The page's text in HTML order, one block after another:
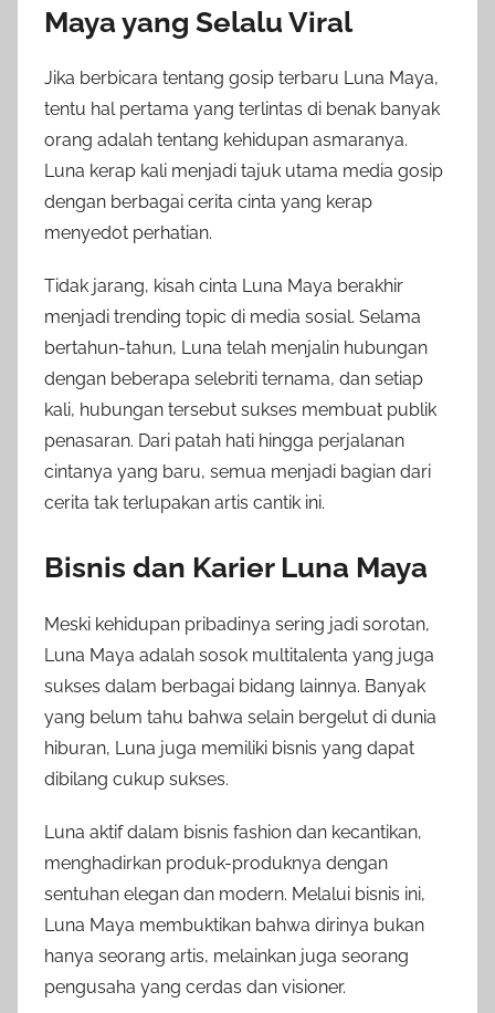
Maya yang Selalu Viral
Jika berbicara tentang gosip terbaru Luna Maya,
tentu hal pertama yang terlintas di benak banyak
orang adalah tentang kehidupan asmaranya.
Luna kerap kali menjadi tajuk utama media gosip
dengan berbagai cerita cinta yang kerap
menyedot perhatian.
Tidak jarang, kisah cinta Luna Maya berakhir
menjadi trending topic di media sosial. Selama
bertahun-tahun, Luna telah menjalin hubungan
dengan beberapa selebriti ternama, dan setiap
kali, hubungan tersebut sukses membuat publik
penasaran. Dari patah hati hingga perjalanan
cintanya yang baru, semua menjadi bagian dari
cerita tak terlupakan artis cantik ini.
Bisnis dan Karier Luna Maya
Meski kehidupan pribadinya sering jadi sorotan,
Luna Maya adalah sosok multitalenta yang juga
sukses dalam berbagai bidang lainnya. Banyak
yang belum tahu bahwa selain bergelut di dunia
hiburan, Luna juga memiliki bisnis yang dapat
dibilang cukup sukses.
Luna aktif dalam bisnis fashion dan kecantikan,
menghadirkan produk-produknya dengan
sentuhan elegan dan modern. Melalui bisnis ini,
Luna Maya membuktikan bahwa dirinya bukan
hanya seorang artis, melainkan juga seorang
pengusaha yang cerdas dan visioner.